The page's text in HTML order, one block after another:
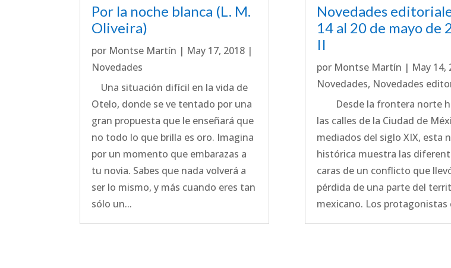
Por la noche blanca (L. M.
Oliveira)
por Montse Martín | May 17, 2018 |
Novedades
Una situación difícil en la vida de
Otelo, donde se ve tentado por una
gran propuesta que le enseñará que
no todo lo que brilla es oro. Imagina
por un momento que embarazas a
tu novia. Sabes que nada volverá a
ser lo mismo, y más cuando eres tan
sólo un...
Novedades
14 al 20 de mayo de
II
por Montse Martín | May 14,
Novedades, Novedades
Desde la frontera norte
las calles de la Ciudad de
mediados del siglo XIX, esta
histórica muestra las
caras de un conflicto que
pérdida de una parte del
mexicano. Los protagonistas